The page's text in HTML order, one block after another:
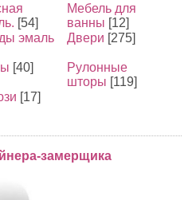
[54]
Мебель для
ванны [12]
эмаль
Двери [275]
[40]
Рулонные
шторы [119]
[17]
замерщика